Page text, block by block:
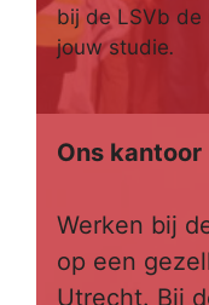
bij de LSVb
jouw studie.
Ons kantoor
Werken bij
op een
Utrecht. Bij